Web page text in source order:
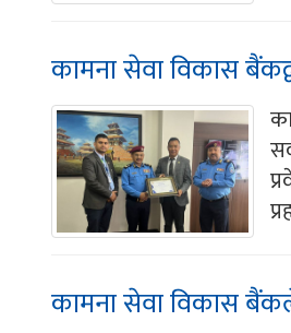
कामना सेवा विकास
कामना सेवा विकास